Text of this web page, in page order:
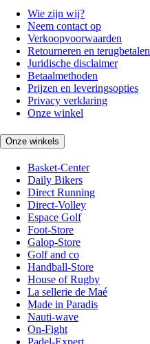
Wie zijn wij?
Neem contact op
Verkoopvoorwaarden
Retourneren en terugbetalen
Juridische disclaimer
Betaalmethoden
Prijzen en leveringsopties
Privacy verklaring
Onze winkel
Onze winkels
Basket-Center
Daily Bikers
Direct Running
Direct-Volley
Espace Golf
Foot-Store
Galop-Store
Golf and co
Handball-Store
House of Rugby
La sellerie de Maé
Made in Paradis
Nauti-wave
On-Fight
Padel-Expert